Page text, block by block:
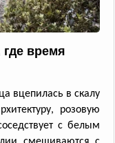
время
вцепилась в скалу
розовую
с белым